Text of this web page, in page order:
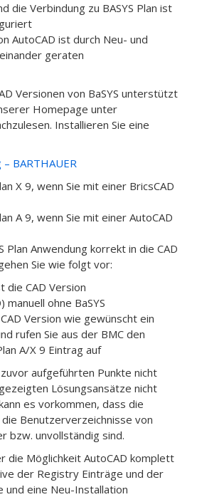
die Verbindung zu BASYS Plan ist
AutoCAD ist durch Neu- und
geraten
Versionen von BaSYS unterstützt
Homepage unter
Installieren Sie eine
BARTHAUER
X 9, wenn Sie mit einer BricsCAD
A 9, wenn Sie mit einer AutoCAD
Plan Anwendung korrekt in die CAD
Sie wie folgt vor:
die CAD Version
manuell ohne BaSYS
Version wie gewünscht ein
rufen Sie aus der BMC den
A/X 9 Eintrag auf
aufgeführten Punkte nicht
Lösungsansätze nicht
es vorkommen, dass die
Benutzerverzeichnisse von
bzw. unvollständig sind.
Möglichkeit AutoCAD komplett
der Registry Einträge und der
und eine Neu-Installation